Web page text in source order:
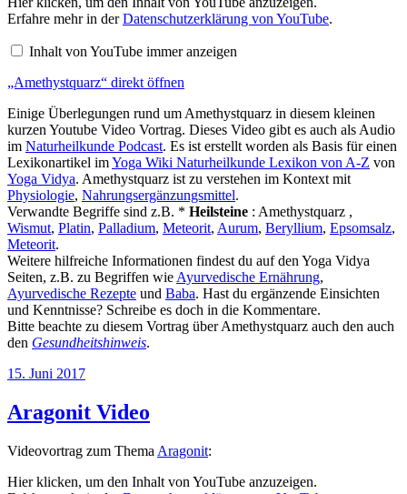
von
YouTube
Erfahre mehr in derDatenschutzerklärung von YouTube.
Inhalt von YouTube immer anzeigen
„Amethystquarz“ direkt öffnen
Einige Überlegungen rund um Amethystquarz in diesem kleinen
kurzen Youtube Video Vortrag. Dieses Video gibt es auch als Audio
im Naturheilkunde Podcast. Es ist erstellt worden als Basis für einen
Lexikonartikel imYoga Wiki Naturheilkunde Lexikon von A-Z von
Yoga Vidya. Amethystquarz ist zu verstehen im Kontext mit
Physiologie, Nahrungsergänzungsmittel.
Verwandte Begriffe sind z.B. * Heilsteine : Amethystquarz ,
Wismut, Platin, Palladium, Meteorit, Aurum, Beryllium, Epsomsalz,
Meteorit.
Weitere hilfreiche Informationen findest du auf den Yoga Vidya
Seiten, z.B. zu Begriffen wie Ayurvedische Ernährung,
Ayurvedische Rezepte und Baba. Hast du ergänzende Einsichten
und Kenntnisse? Schreibe es doch in die Kommentare.
Bitte beachte zu diesem Vortrag über Amethystquarz auch den auch
den Gesundheitshinweis.
Veröffentlicht
15. Juni 2017
Aragonit Video
Videovortrag zum Thema Aragonit:
„Aragonit“
Hier klicken, um den Inhalt von YouTube anzuzeigen.